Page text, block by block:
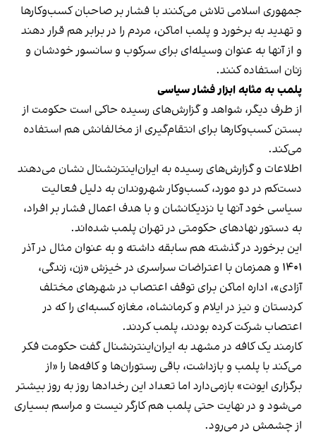
جمهوری اسلامی تلاش می‌کنند با فشار بر صاحبان کسب‌وکارها
و تهدید به برخورد و پلمب اماکن، مردم را در برابر هم قرار دهند
و از آنها به عنوان وسیله‌ای برای سرکوب و سانسور خودشان و
زنان استفاده کنند.
پلمب به مثابه ابزار فشار سیاسی
از طرف دیگر، شواهد و گزارش‌های رسیده حاکی است حکومت از
بستن کسب‌وکارها برای انتقام‌گیری از مخالفانش هم استفاده
می‌کند.
اطلاعات و گزارش‌های رسیده به ایران‌اینترنشنال نشان می‌دهند
دست‌کم در دو مورد، کسب‌وکار شهروندان به دلیل فعالیت
سیاسی خود آنها یا نزدیکانشان و با هدف اعمال فشار بر افراد،
به دستور نهادهای حکومتی در تهران پلمب شده‌اند.
این برخورد در گذشته هم سابقه داشته و به عنوان مثال در آذر
۱۴۰۱ و همزمان با اعتراضات سراسری در خیزش «زن، زندگی،
آزادی»، اداره اماکن برای توقف اعتصاب در شهرهای مختلف
کردستان و نیز در ایلام و کرمانشاه، مغازه کسبه‌ای را که در
اعتصاب شرکت کرده بودند، پلمب کردند.
کارمند یک کافه در مشهد به ایران‌اینترنشنال گفت حکومت فکر
می‌کند با پلمب و بازداشت، باقی رستوران‌ها و کافه‌ها را «از
برگزاری ایونت» بازمی‌دارد اما تعداد این رخدادها روز به روز بیشتر
می‌شود و در نهایت حتی پلمب هم کارگر نیست و مراسم بسیاری
از چشمش در می‌رود.